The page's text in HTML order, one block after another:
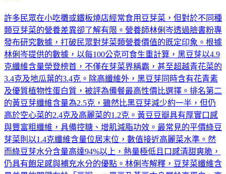
許多民眾在小吃攤或鐵板燒店經常食用豆芽菜，但對於不同種
類豆芽菜的營養差異卻了解有限。營養師林俐岑透過臉書粉專
發布研究數據，打破民眾對芽菜類營養價值的既定印象。根據
林俐岑提供的數據，以每100公克可食生重計算，黑豆芽以4.9
克纖維含量榮登榜首，不僅在芽菜界稱霸，甚至超越青花菜的
3.4克及地瓜葉的3.4克。除高纖維外，黑豆芽同時含有花青素
及優質植物性蛋白質，被評為備餐最高性價比選擇。排名第二
的黃豆芽纖維含量為2.5克，雖然比黑豆芽減少約一半，但仍
高於空心菜的2.4克及高麗菜的1.2克。黃豆豆瓣具有厚實口感
與豐富粗纖維，具備控糖、增肌減脂功效。最常見的平價綠豆
芽菜則以1.4克纖維含量位居末位，數值接近高麗菜水準。然
而綠豆芽水分含量高達94%以上，熱量極低且口感清甜爽脆，